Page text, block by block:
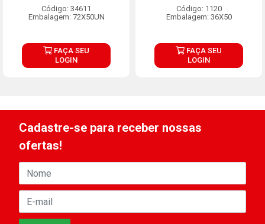
Código: 34611
Embalagem: 72X50UN
FAÇA SEU
LOGIN
Código: 1120
Embalagem: 36X50
FAÇA SEU
LOGIN
Cadastre-se para receber nossas
ofertas!